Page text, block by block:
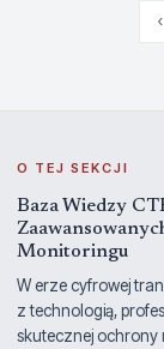
‹
O TEJ SEKCJI
Baza Wiedzy
Monitoringu
W erze cyfrowej
z technologią,
skutecznej ochrony